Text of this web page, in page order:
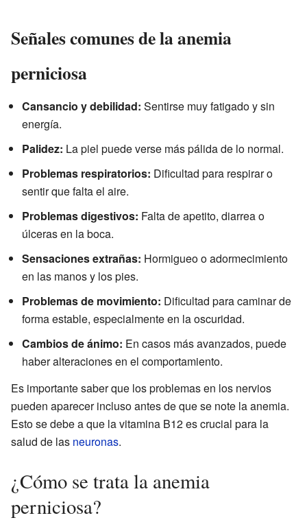
Señales comunes de la anemia
perniciosa
Cansancio y debilidad: Sentirse muy fatigado y sin
energía.
Palidez: La piel puede verse más pálida de lo normal.
Problemas respiratorios: Dificultad para respirar o
sentir que falta el aire.
Problemas digestivos: Falta de apetito, diarrea o
úlceras en la boca.
Sensaciones extrañas: Hormigueo o adormecimiento
en las manos y los pies.
Problemas de movimiento: Dificultad para caminar de
forma estable, especialmente en la oscuridad.
Cambios de ánimo: En casos más avanzados, puede
haber alteraciones en el comportamiento.
Es importante saber que los problemas en los nervios
pueden aparecer incluso antes de que se note la anemia.
Esto se debe a que la vitamina B12 es crucial para la
salud de las neuronas.
¿Cómo se trata la anemia
perniciosa?